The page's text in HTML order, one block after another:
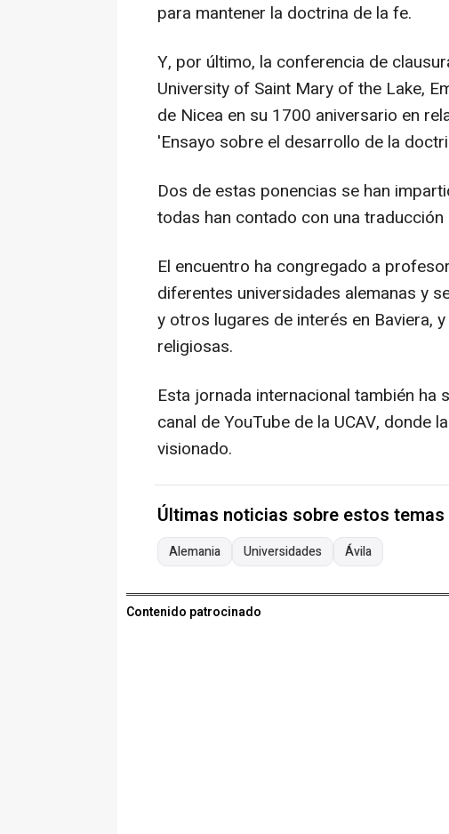
para mantener la doctrina de la fe.
Y, por último, la conferencia de
University of Saint Mary of the Lake,
de Nicea en su 1700 aniversario en
'Ensayo sobre el desarrollo de la
Dos de estas ponencias se han
todas han contado con una
El encuentro ha congregado a
diferentes universidades alemanas y
y otros lugares de interés en Baviera,
religiosas.
Esta jornada internacional también
canal de YouTube de la UCAV, donde
visionado.
Últimas noticias sobre estos temas
Alemania Universidades Ávila
Contenido patrocinado